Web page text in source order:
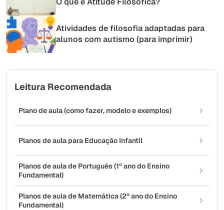
Atividades de filosofia adaptadas para
alunos com autismo (para imprimir)
Leitura Recomendada
Plano de aula (como fazer, modelo e exemplos)
Planos de aula para Educação Infantil
Planos de aula de Português (1º ano do Ensino
Fundamental)
Planos de aula de Matemática (2º ano do Ensino
Fundamental)